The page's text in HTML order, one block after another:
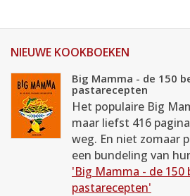
NIEUWE KOOKBOEKEN
Big Mamma - de 150
pastarecepten
Het populaire Big
maar liefst 416
weg. En niet zomaar
een bundeling van
'Big Mamma - de 150
pastarecepten'